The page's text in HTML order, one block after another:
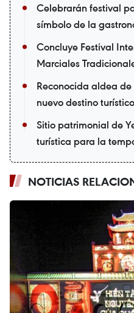
Celebrarán festival
símbolo de la
Concluye Festival
Marciales
Reconocida aldea de
nuevo destino
Sitio patrimonial de
turística para la
NOTICIAS